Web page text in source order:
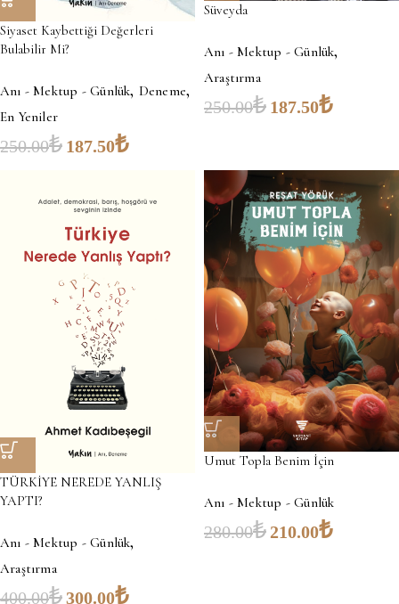
Siyaset Kaybettiği Değerleri
Bulabilir Mi?
Anı - Mektup - Günlük, Deneme,
En Yeniler
250.00₺ 187.50₺
Süveyda
Anı - Mektup - Günlük,
Araştırma
250.00₺ 187.50₺
TÜRKİYE NEREDE YANLIŞ
YAPTI?
Anı - Mektup - Günlük,
Araştırma
400.00₺300.00₺
Umut Topla Benim İçin
Anı - Mektup - Günlük
280.00₺210.00₺